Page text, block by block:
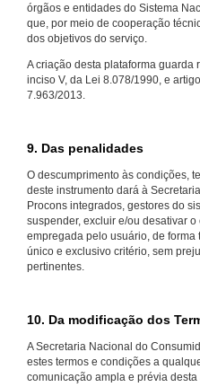
órgãos e entidades do Sistema
que, por meio de cooperação
dos objetivos do serviço.
A criação desta plataforma guarda
inciso V, da Lei 8.078/1990, e
7.963/2013.
9. Das penalidades
O descumprimento às condições,
deste instrumento dará à
Procons integrados, gestores do
suspender, excluir e/ou desativar
empregada pelo usuário, de
único e exclusivo critério, sem
pertinentes.
10. Da modificação dos
A Secretaria Nacional do
estes termos e condições a
comunicação ampla e prévia